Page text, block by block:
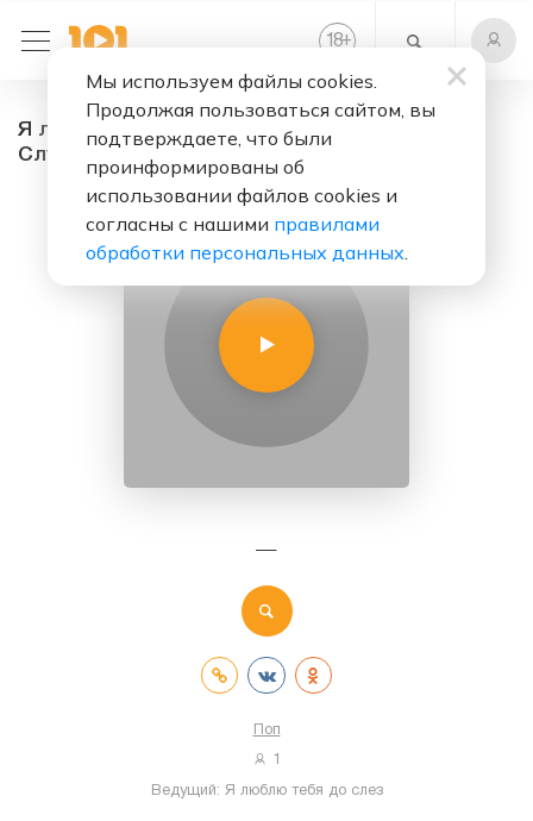
18+
Я люблю тебя до слез - радио онлайн.
Слушать бесплатно
—
Поп
1
Ведущий: Я люблю тебя до слез
Мы используем файлы cookies.
Продолжая пользоваться сайтом, вы
подтверждаете, что были
проинформированы об
использовании файлов cookies и
согласны с нашими правилами
обработки персональных данных.